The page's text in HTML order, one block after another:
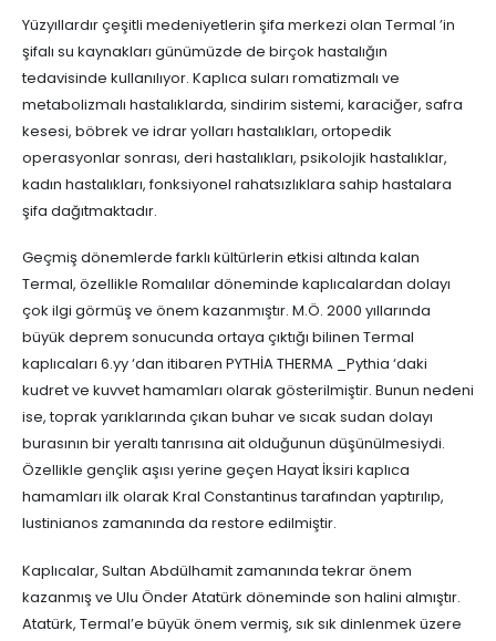
Yüzyıllardır çeşitli medeniyetlerin şifa merkezi olan Termal ’in
şifalı su kaynakları günümüzde de birçok hastalığın
tedavisinde kullanılıyor. Kaplıca suları romatizmalı ve
metabolizmalı hastalıklarda, sindirim sistemi, karaciğer, safra
kesesi, böbrek ve idrar yolları hastalıkları, ortopedik
operasyonlar sonrası, deri hastalıkları, psikolojik hastalıklar,
kadın hastalıkları, fonksiyonel rahatsızlıklara sahip hastalara
şifa dağıtmaktadır.
Geçmiş dönemlerde farklı kültürlerin etkisi altında kalan
Termal, özellikle Romalılar döneminde kaplıcalardan dolayı
çok ilgi görmüş ve önem kazanmıştır. M.Ö. 2000 yıllarında
büyük deprem sonucunda ortaya çıktığı bilinen Termal
kaplıcaları 6.yy ‘dan itibaren PYTHİA THERMA _Pythia ‘daki
kudret ve kuvvet hamamları olarak gösterilmiştir. Bunun nedeni
ise, toprak yarıklarında çıkan buhar ve sıcak sudan dolayı
burasının bir yeraltı tanrısına ait olduğunun düşünülmesiydi.
Özellikle gençlik aşısı yerine geçen Hayat İksiri kaplıca
hamamları ilk olarak Kral Constantinus tarafından yaptırılıp,
Iustinianos zamanında da restore edilmiştir.
Kaplıcalar, Sultan Abdülhamit zamanında tekrar önem
kazanmış ve Ulu Önder Atatürk döneminde son halini almıştır.
Atatürk, Termal’e büyük önem vermiş, sık sık dinlenmek üzere